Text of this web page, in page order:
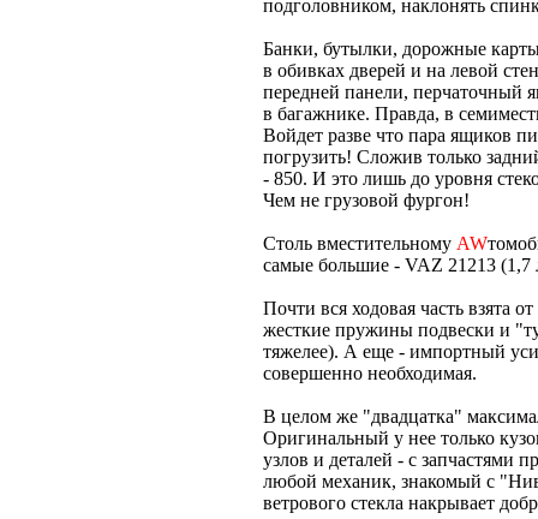
подголовником, наклонять
Банки, бутылки, дорожные
в обивках дверей и на левой
передней панели, перчаточный
в багажнике. Правда, в
Войдет разве что пара ящиков
погрузить! Сложив только
- 850. И это лишь до уровня
Чем не грузовой фургон!
Столь вместительному AW
самые большие - VAZ 21213
Почти вся ходовая часть
жесткие пружины подвески и
тяжелее). А еще - импортный
совершенно необходимая.
В целом же "двадцатка"
Оригинальный у нее только
узлов и деталей - с запчастями
любой механик, знакомый с
ветрового стекла накрывает